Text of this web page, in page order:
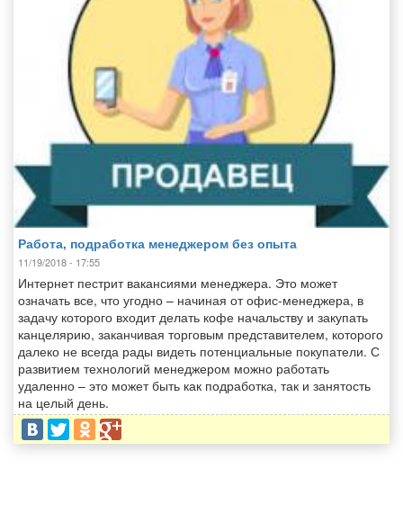
Работа, подработка менеджером без опыта
11/19/2018 - 17:55
Интернет пестрит вакансиями менеджера. Это может
означать все, что угодно – начиная от офис-менеджера, в
задачу которого входит делать кофе начальству и закупать
канцелярию, заканчивая торговым представителем, которого
далеко не всегда рады видеть потенциальные покупатели. С
развитием технологий менеджером можно работать
удаленно – это может быть как подработка, так и занятость
на целый день.